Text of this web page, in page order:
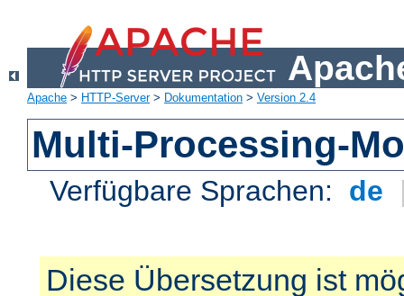
Apache > HTTP-Server> Dokumentation > Version 2.4
Multi-Processing-
Verfügbare Sprachen: de
Diese Übersetzung ist